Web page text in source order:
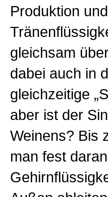
Produktion
gleichsam
dabei auch in
gleichzeitige
aber ist der
Weinens? Bis
man fest